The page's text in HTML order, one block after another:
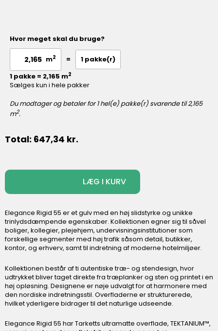
Hvor meget skal du bruge?
m2 = 1 pakke(r)
1 pakke = 2,165 m2
Sælges kun i hele pakker
Du modtager og betaler for1hel(e) pakke(r) svarende til2,165
m2.
Total: 647,34 kr.
LÆG I KURV
Elegance Rigid 55 er et gulv med en høj slidstyrke og unikke
trinlydsdæmpende egenskaber. Kollektionen egner sig til såvel
boliger, kollegier, plejehjem, undervisningsinstitutioner som
forskellige segmenter med høj trafik såsom detail, butikker,
kontor, og erhverv, samt til indretning af moderne hotelmiljøer.
Kollektionen består af ti autentiske træ- og stendesign, hvor
udtrykket bliver taget direkte fra træplanker og sten og printet i en
høj opløsning. Designene er nøje udvalgt for at harmonere med
den nordiske indretningsstil. Overfladerne er strukturerede,
hvilket yderligere bidrager til det naturlige udseende.
Elegance Rigid 55 har Tarketts ultramatte overflade, TEKTANIUM™,